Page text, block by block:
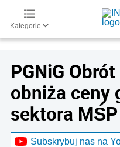
Kategorie
PGNiG
obniża ceny
sektora MŚP
Subskrybuj nas na